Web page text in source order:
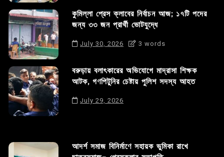
কুমিল্লা প্রেস ক্লাবের নির্বাচন আজ; ১৭টি পদের
জন্য ৩৩ জন প্রার্থী ভোটযুদ্ধে
July 30, 2026 3 words
বরুড়ায় বলাৎকারের অভিযোগে মাদ্রাসা শিক্ষক
আটক, গণপিটুনির চেষ্টায় পুলিশ সদস্য আহত
July 29, 2026
আদর্শ সমাজ বিনির্মাণে সহায়ক ভুমিকা রাখে